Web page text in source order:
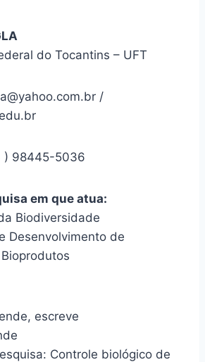
do Tocantins – UFT
/
) 98445-5036
em que atua:
Biodiversidade
Desenvolvimento de
escreve
Controle biológico de